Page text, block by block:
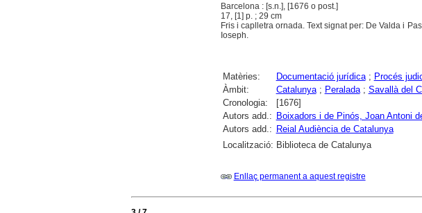
Barcelona : [s.n.], [1676 o post.]
17, [1] p. ; 29 cm
Fris i caplletra ornada. Text signat per: De Valda i
Ioseph.
Matèries: Documentació jurídica; Procés
Àmbit:
Catalunya; Peralada; Savallà del
Cronologia:
[1676]
Autors add.: Boixadors i de Pinós, Joan Antoni
Autors add.: Reial Audiència de Catalunya
Localització: Biblioteca de Catalunya
Enllaç permanent a aquest registre